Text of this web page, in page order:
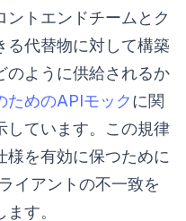
トエンドチームとク
る代替物に対して構築
のように供給されるか
ためのAPIモックに関
しています。この規律
様を有効に保つために
イアントの不一致を
す。